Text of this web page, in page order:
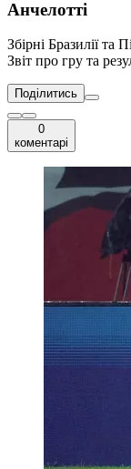
Анчелотті
Збірні Бразилії та
Звіт про гру та
Поділитись
0
коментарі